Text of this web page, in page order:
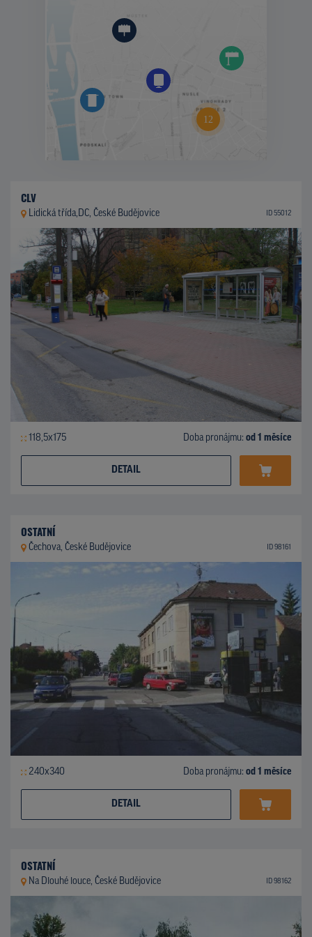
CLV
Lidická třída,DC, České Budějovice ID 55012
118,5x175 Doba pronájmu: od 1 měsíce
DETAIL
OSTATNÍ
Čechova, České Budějovice ID 98161
240x340 Doba pronájmu: od 1 měsíce
DETAIL
OSTATNÍ
Na Dlouhé louce, České Budějovice ID 98162